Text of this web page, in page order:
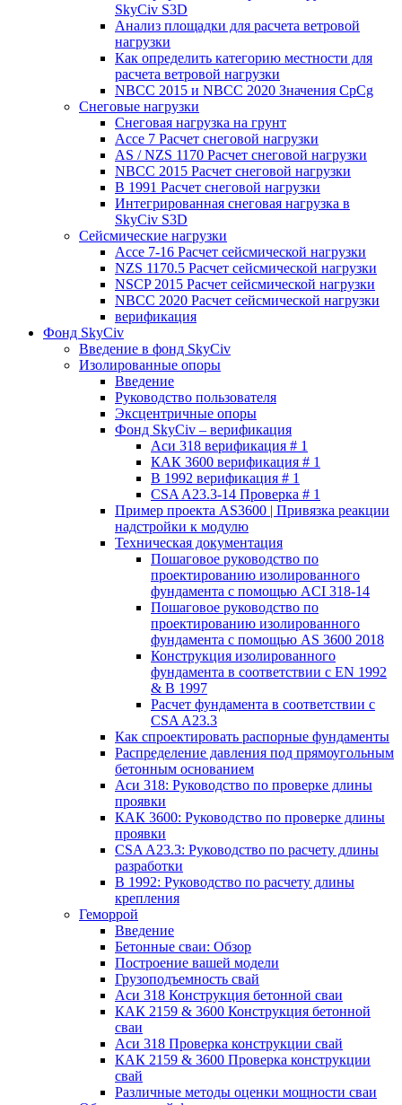
SkyCiv S3D
Анализ площадки для расчета ветровой
нагрузки
Как определить категорию местности для
расчета ветровой нагрузки
NBCC 2015 и NBCC 2020 Значения CpCg
Снеговые нагрузки
Снеговая нагрузка на грунт
Ассе 7 Расчет снеговой нагрузки
AS / NZS 1170 Расчет снеговой нагрузки
NBCC 2015 Расчет снеговой нагрузки
В 1991 Расчет снеговой нагрузки
Интегрированная снеговая нагрузка в
SkyCiv S3D
Сейсмические нагрузки
Ассе 7-16 Расчет сейсмической нагрузки
NZS 1170.5 Расчет сейсмической нагрузки
NSCP 2015 Расчет сейсмической нагрузки
NBCC 2020 Расчет сейсмической нагрузки
верификация
Фонд SkyCiv
Введение в фонд SkyCiv
Изолированные опоры
Введение
Руководство пользователя
Эксцентричные опоры
Фонд SkyCiv – верификация
Аси 318 верификация # 1
КАК 3600 верификация # 1
В 1992 верификация # 1
CSA A23.3-14 Проверка # 1
Пример проекта AS3600 | Привязка реакции
надстройки к модулю
Техническая документация
Пошаговое руководство по
проектированию изолированного
фундамента с помощью ACI 318-14
Пошаговое руководство по
проектированию изолированного
фундамента с помощью AS 3600 2018
Конструкция изолированного
фундамента в соответствии с EN 1992
& В 1997
Расчет фундамента в соответствии с
CSA A23.3
Как спроектировать распорные фундаменты
Распределение давления под прямоугольным
бетонным основанием
Аси 318: Руководство по проверке длины
проявки
КАК 3600: Руководство по проверке длины
проявки
CSA A23.3: Руководство по расчету длины
разработки
В 1992: Руководство по расчету длины
крепления
Геморрой
Введение
Бетонные сваи: Обзор
Построение вашей модели
Грузоподъемность свай
Аси 318 Конструкция бетонной сваи
КАК 2159 & 3600 Конструкция бетонной
сваи
Аси 318 Проверка конструкции свай
КАК 2159 & 3600 Проверка конструкции
свай
Различные методы оценки мощности сваи